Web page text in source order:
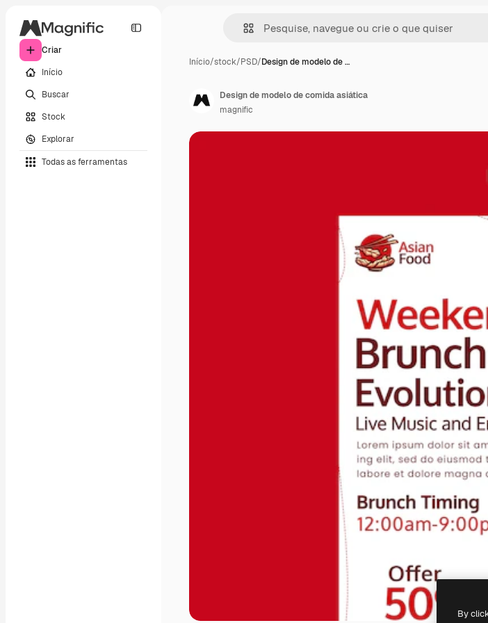
Criar
Início
Buscar
Stock
Explorar
Todas as ferramentas
Início/stock/PSD/Design de modelo de …
Design de modelo de comida asiática
magnific
By